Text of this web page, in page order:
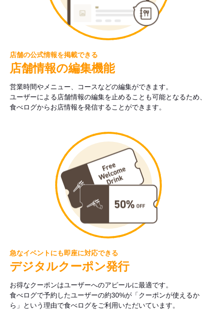
店舗の公式情報を掲載できる
店舗情報の編集機能
営業時間やメニュー、コースなどの編集ができます。
ユーザーによる店舗情報の編集を止めることも可能となるため、
食べログからお店情報を発信することができます。
急なイベントにも即座に対応できる
デジタルクーポン発行
お得なクーポンはユーザーへのアピールに最適です。
食べログで予約したユーザーの約30%が「クーポンが使えるか
ら」という理由で食べログをご利用いただいています。